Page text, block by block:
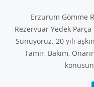
Erzurum Gömme
Rezervuar Yedek
Sunuyoruz. 20 yılı
Tamir, Bakım,